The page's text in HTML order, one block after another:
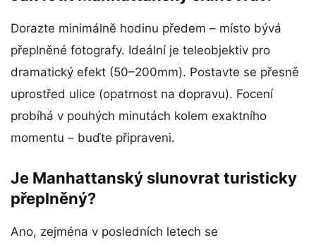
Dorazte minimálně hodinu předem – místo bývá
přeplněné fotografy. Ideální je teleobjektiv pro
dramatický efekt (50–200mm). Postavte se přesně
uprostřed ulice (opatrnost na dopravu). Focení
probíhá v pouhých minutách kolem exaktního
momentu – buďte připraveni.
Je Manhattanský slunovrat turisticky
přeplněný?
Ano, zejména v posledních letech se